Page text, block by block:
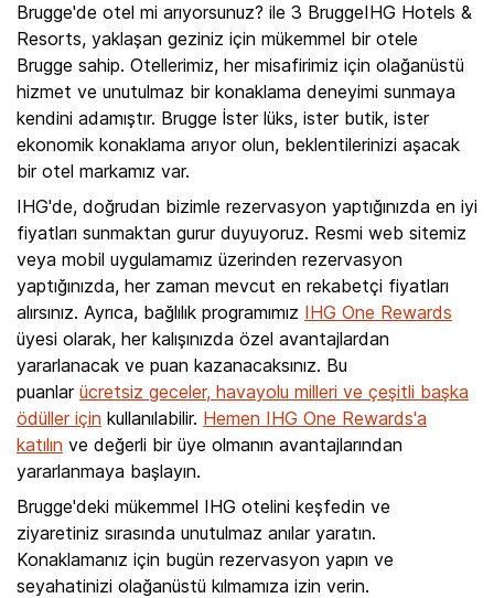
Brugge'de otel mi arıyorsunuz? ile 3 BruggeIHG Hotels &
Resorts, yaklaşan geziniz için mükemmel bir otele
Brugge sahip. Otellerimiz, her misafirimiz için olağanüstü
hizmet ve unutulmaz bir konaklama deneyimi sunmaya
kendini adamıştır. Brugge İster lüks, ister butik, ister
ekonomik konaklama arıyor olun, beklentilerinizi aşacak
bir otel markamız var.
IHG'de, doğrudan bizimle rezervasyon yaptığınızda en iyi
fiyatları sunmaktan gurur duyuyoruz. Resmi web sitemiz
veya mobil uygulamamız üzerinden rezervasyon
yaptığınızda, her zaman mevcut en rekabetçi fiyatları
alırsınız. Ayrıca, bağlılık programımız IHG One Rewards
üyesi olarak, her kalışınızda özel avantajlardan
yararlanacak ve puan kazanacaksınız. Bu
puanlar ücretsiz geceler, havayolu milleri ve çeşitli başka
ödüller için kullanılabilir. Hemen IHG One Rewards'a
katılın ve değerli bir üye olmanın avantajlarından
yararlanmaya başlayın.
Brugge'deki mükemmel IHG otelini keşfedin ve
ziyaretiniz sırasında unutulmaz anılar yaratın.
Konaklamanız için bugün rezervasyon yapın ve
seyahatinizi olağanüstü kılmamıza izin verin.